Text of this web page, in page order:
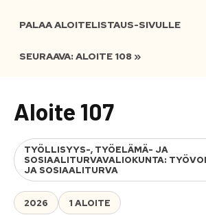
PALAA ALOITELISTAUS-SIVULLE
SEURAAVA: ALOITE 108 »
Aloite 107
TYÖLLISYYS-, TYÖELÄMÄ- JA
SOSIAALITURVAVALIOKUNTA:
JA SOSIAALITURVA
2026 1 ALOITE